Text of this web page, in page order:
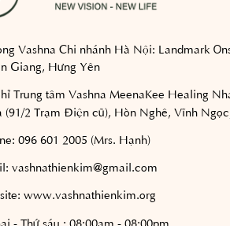
Vashna Chi nhánh Hà Nội: Landmark
Giang, Hưng Yên
Trung tâm Vashna MeenaKee Healing
(91/2 Trạm Điện cũ), Hòn Nghê, Vĩnh
096 601 2005 (Mrs. Hạnh)
vashnathienkim@gmail.com
www.vashnathienkim.org
- Thứ sáu : 08:00am - 08:00pm